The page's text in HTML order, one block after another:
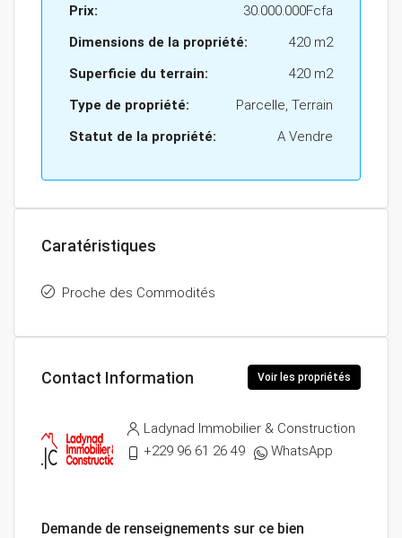
Prix:
30.000.000Fcfa
Dimensions de la propriété:
420 m2
Superficie du terrain:
420 m2
Type de propriété:
Parcelle, Terrain
Statut de la propriété:
A Vendre
Caratéristiques
Proche des Commodités
Contact Information Voir les propriétés
Ladynad Immobilier & Construction
+229 96 61 26 49
WhatsApp
Demande de renseignements sur ce bien